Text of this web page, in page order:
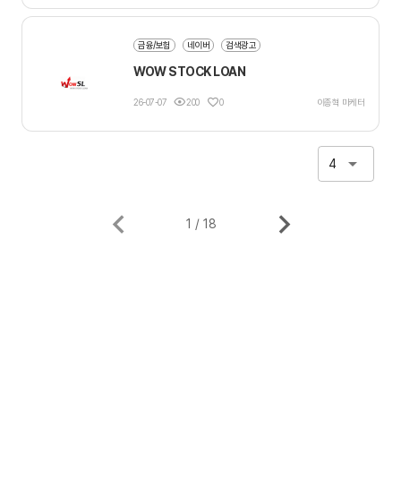
금융/보험 네이버 검색광고
WOW STOCK LOAN
26-07-07 200 0 이종혁 마케터
4